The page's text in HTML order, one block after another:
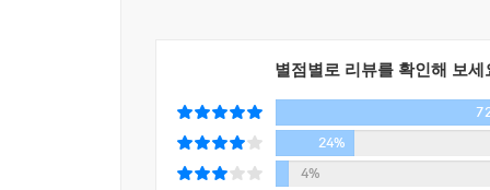
처음에는 압도적인 수치감과 공포, 슬픔만큼이
이들에게 도움이 될지도 모른다는 희망이 생기자
내 머릿속은 혼란의 소용돌이였다. 우리가 들은
별점별로 리뷰를 확인해 보세
24%
4%